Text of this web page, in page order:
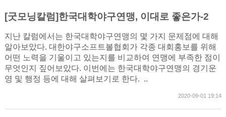
[굿모닝칼럼]한국대학야구연맹, 이대로 좋은가-2
지난 칼럼에서는 한국대학야구연맹의 몇 가지 문제점에 대해
알아보았다. 대한야구소프트볼협회가 각종 대회홍보를 위해
어떤 노력을 기울이고 있는지를 비교하여 연맹에 부족한 점이
무엇인지 짚어보았다. 이번에는 한국대학야구연맹의 경기운
영 및 행정 등에 대해 살펴보기로 한다. ..
2020-09-01 19:14